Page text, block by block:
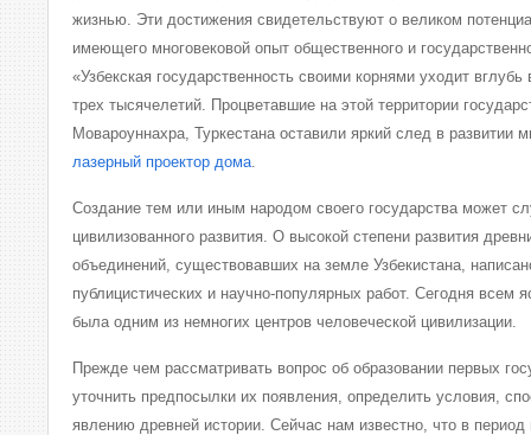
жизнью. Эти достижения свидетельствуют о великом
имеющего многовековой опыт общественного и
«Узбекская государственность своими корнями уходит
трех тысячелетий. Процветавшие на этой территории
Мовароуннахра, Туркестана оставили яркий след в развитии
лазерный проектор дома.
Создание тем или иным народом своего государства может
цивилизованного развития. О высокой степени развития
объединений, существовавших на земле Узбекистана,
публицистических и научно-популярных работ. Сегодня всем
была одним из немногих центров человеческой цивилизации.
Прежде чем рассматривать вопрос об образовании первых
уточнить предпосылки их появления, определить условия,
явлению древней истории. Сейчас нам известно, что в